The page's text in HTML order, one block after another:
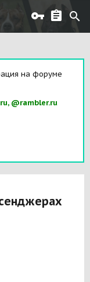
на форуме
@rambler.ru